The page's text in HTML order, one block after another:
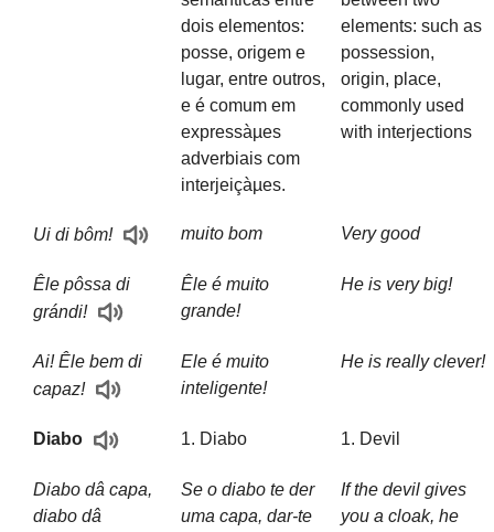
dois elementos:
posse, origem e
lugar, entre outros,
e é comum em
expressàµes
adverbiais com
interjeiçàµes.
elements: such as
possession,
origin, place,
commonly used
with interjections
Ui di bôm! muito bom Very good
Êle pôssa di
grándi!
Êle é muito
grande!
He is very big!
Ai! Êle bem di
capaz!
Ele é muito
inteligente!
He is really clever!
Diabo 1. Diabo 1. Devil
Diabo dâ capa,
diabo dâ
Se o diabo te der
uma capa, dar-te
If the devil gives
you a cloak, he